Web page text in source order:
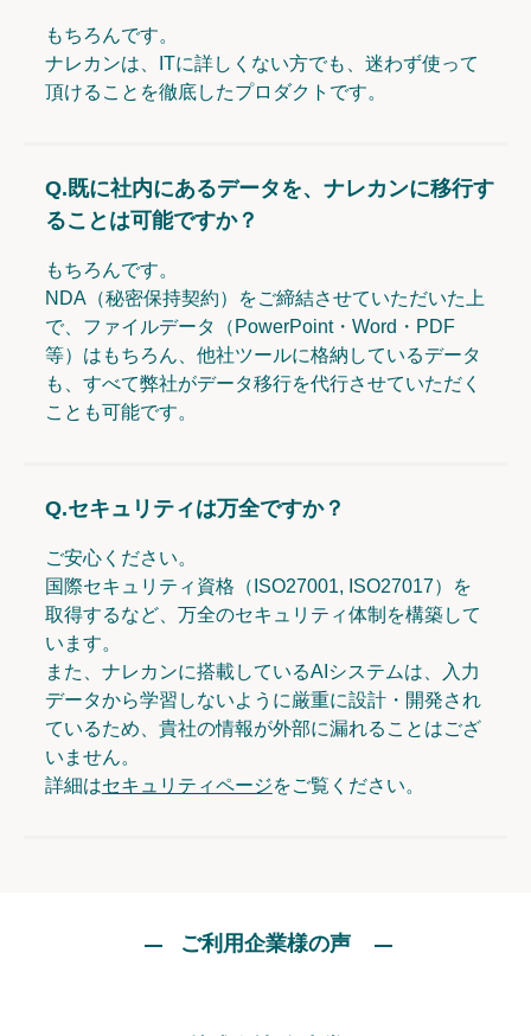
もちろんです。
ナレカンは、ITに詳しくない方でも、迷わず使って
頂けることを徹底したプロダクトです。
Q.既に社内にあるデータを、ナレカンに移行す
ることは可能ですか？
もちろんです。
NDA（秘密保持契約）をご締結させていただいた上
で、ファイルデータ（PowerPoint・Word・PDF
等）はもちろん、他社ツールに格納しているデータ
も、すべて弊社がデータ移行を代行させていただく
ことも可能です。
Q.セキュリティは万全ですか？
ご安心ください。
国際セキュリティ資格（ISO27001, ISO27017）を
取得するなど、万全のセキュリティ体制を構築して
います。
また、ナレカンに搭載しているAIシステムは、入力
データから学習しないように厳重に設計・開発され
ているため、貴社の情報が外部に漏れることはござ
いません。
詳細はセキュリティページをご覧ください。
ご利用企業様の声